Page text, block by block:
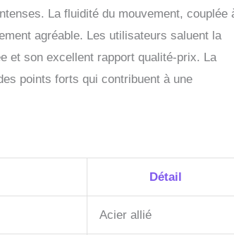
La fluidité du mouvement, couplée
agréable. Les utilisateurs saluent la
et son excellent rapport qualité-prix. La
points forts qui contribuent à une
Détail
Acier allié